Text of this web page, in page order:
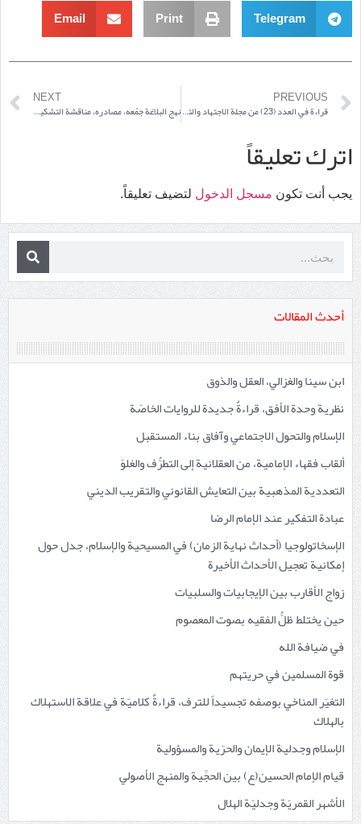
أحدث المقالات
ابن سينا والغزالي، العقل والذوق
نظرية وحدة الأفق، قراءةٌ جديدة للروايات الخاصّة
الإسلام والتحول الاجتماعي وآفاق بناء المستقبل
ألقاب فقهاء الإمامية، من العقلانية إلى التطرُّف والغلوّ
التعددية المذهبية بين التعايش القانوني والتقريب الديني
عبادة التفكير عند الإمام الرضا
الإسخاتولوجيا (أحداث نهاية الزمان) في المسيحية والإسلام، جدل حول
إمكانية تعجيل الأحداث الأخيرة
زواج الأقارب بين الإيجابيات والسلبيات
حين يختلط ظلُّ الفقيه بصوت المعصوم
في ضيافة الله
قوة المسلمين في حريتهم
التغيّر المناخي بوصفه تجسيداً للترف، قراءةٌ كلاميّة في علاقة الاستهلاك
بالهلاك
الإسلام وجدلية الإيمان والحرّية والمسؤولية
قيام الإمام الحسين(ع) بين الحجِّية والمنهج الأصولي
الأشهر القمريّة وجدليّة الهلال
Telegram
Print
Email
PREVIOUS
قراءة في العدد (23) من مجلة الاجتهاد والتجديد
NEXT
نهج البلاغة جَمْعه، مصادره، مناقشة التشكيك في نسبته إلى الإمام علي (ع)
اترك تعليقاً
يجب أنت تكون مسجل الدخول لتضيف تعليقاً.